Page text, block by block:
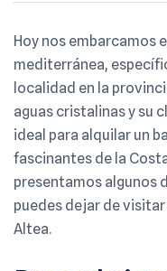
Hoy nos embarcamos
mediterránea,
localidad en la
aguas cristalinas y su
ideal para alquilar un
fascinantes de la
presentamos algunos
puedes dejar de
Altea.